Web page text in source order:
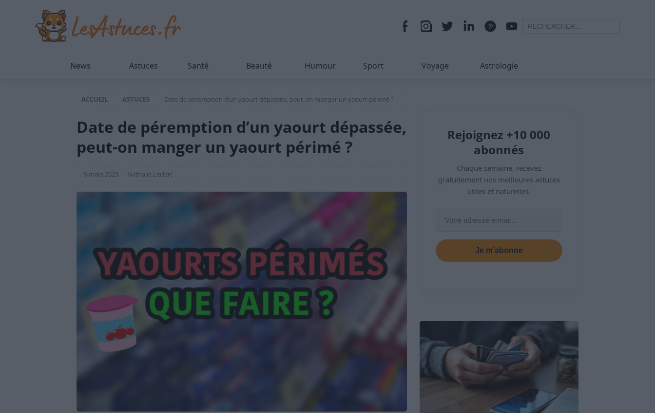
News Astuces Santé Beauté Humour Sport Voyage Astrologie
ACCUEIL ASTUCES Date de péremption d’un yaourt dépassée, peut-on manger un yaourt périmé ?
Date de péremption d’un yaourt dépassée,
peut-on manger un yaourt périmé ?
9 mars 2023 Nathalie Leclerc
Rejoignez +10 000
abonnés
Chaque semaine, recevez
gratuitement nos meilleures astuces
utiles et naturelles.
Je m’abonne